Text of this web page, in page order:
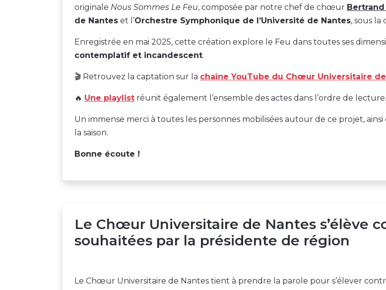
originale Nous Sommes Le Feu, composée par notre chef de chœur Bertrand
de Nantes et l’Orchestre Symphonique de l’Université de Nantes, sous la
Enregistrée en mai 2025, cette création explore le Feu dans toutes ses
contemplatif et incandescent.
🎬 Retrouvez la captation sur la chaîne YouTube du Chœur Universitaire
🔥 Une playlist réunit également l’ensemble des actes dans l’ordre de lecture.
Un immense merci à toutes les personnes mobilisées autour de ce projet,
la saison.
Bonne écoute !
Le Chœur Universitaire de Nantes s’élève
souhaitées par la présidente de région
Le Chœur Universitaire de Nantes tient à prendre la parole pour s’élever